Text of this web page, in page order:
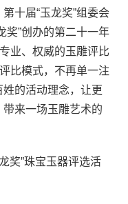
十届“玉龙奖”组委会
奖”创办的第二十一年
业、权威的玉雕评比
比模式，不再单一注
的活动理念，让更
来一场玉雕艺术的
”珠宝玉器评选活